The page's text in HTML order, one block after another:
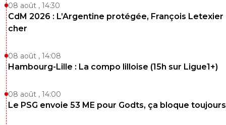
08 août , 14:30
CdM 2026 : L’Argentine protégée, François Letexier
cher
08 août , 14:08
Hambourg-Lille : La compo lilloise (15h sur Ligue1+)
08 août , 14:00
Le PSG envoie 53 ME pour Godts, ça bloque toujours